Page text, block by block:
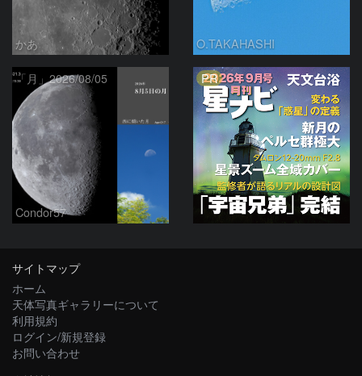
かあ O.TAKAHASHI
「月」2026/08/05
Condor57
PR
サイトマップ
ホーム
天体写真ギャラリーについて
利用規約
ログイン/新規登録
お問い合わせ